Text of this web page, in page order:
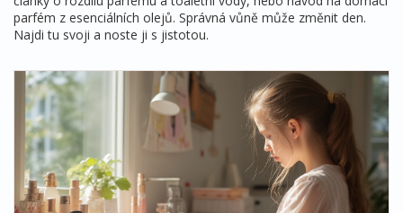
parfém z esenciálních olejů. Správná vůně může změnit den.
Najdi tu svoji a noste ji s jistotou.